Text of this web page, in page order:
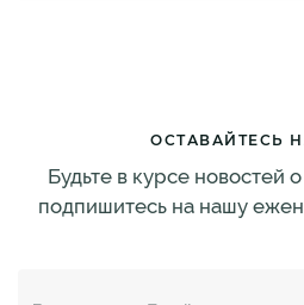
ОСТАВАЙТЕСЬ
Будьте в курсе новостей
подпишитесь на нашу